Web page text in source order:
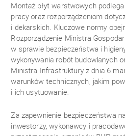
Montaż płyt warstwowych
pracy oraz rozporządzeniom
i dekarskich. Kluczowe normy
Rozporządzenie Ministra
w sprawie bezpieczeństwa i
wykonywania robót budowlanych
Ministra Infrastruktury z dnia 6
warunków technicznych, jakim
i ich usytuowanie.
Za zapewnienie bezpieczeństwa
inwestorzy, wykonawcy i